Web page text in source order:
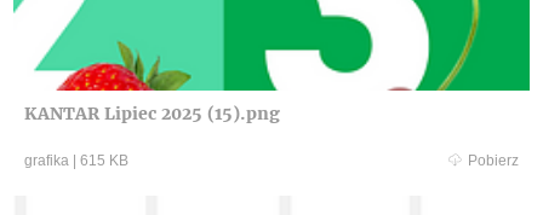
KANTAR Lipiec 2025 (15).png
grafika | 615 KB Pobierz